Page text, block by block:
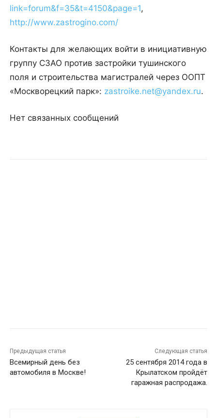
link=forum&f=35&t=4150&page=1,
http://www.zastrogino.com/
Контакты для желающих войти в инициативную
группу СЗАО против застройки тушинского
поля и строительства магистралей через ООПТ
«Москворецкий парк»: zastroike.net@yandex.ru.
Нет связанных сообщений
Предыдущая статья
Всемирный день без
автомобиля в Москве!
Следующая статья
25 сентября 2014 года в
Крылатском пройдёт
гаражная распродажа.